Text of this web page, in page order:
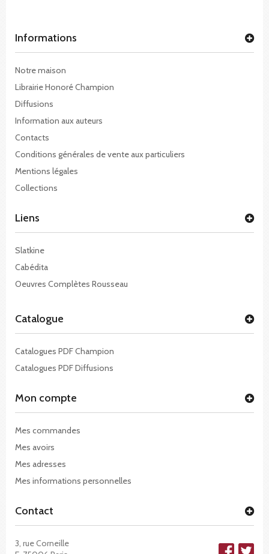
Informations
Notre maison
Librairie Honoré Champion
Diffusions
Information aux auteurs
Contacts
Conditions générales de vente aux particuliers
Mentions légales
Collections
Liens
Slatkine
Cabédita
Oeuvres Complètes Rousseau
Catalogue
Catalogues PDF Champion
Catalogues PDF Diffusions
Mon compte
Mes commandes
Mes avoirs
Mes adresses
Mes informations personnelles
Contact
3, rue Corneille